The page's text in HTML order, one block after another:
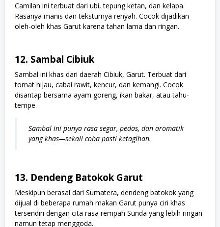
Camilan ini terbuat dari ubi, tepung ketan, dan kelapa.
Rasanya manis dan teksturnya renyah. Cocok dijadikan
oleh-oleh khas Garut karena tahan lama dan ringan.
12. Sambal Cibiuk
Sambal ini khas dari daerah Cibiuk, Garut. Terbuat dari
tomat hijau, cabai rawit, kencur, dan kemangi. Cocok
disantap bersama ayam goreng, ikan bakar, atau tahu-
tempe.
Sambal ini punya rasa segar, pedas, dan aromatik
yang khas—sekali coba pasti ketagihan.
13. Dendeng Batokok Garut
Meskipun berasal dari Sumatera, dendeng batokok yang
dijual di beberapa rumah makan Garut punya ciri khas
tersendiri dengan cita rasa rempah Sunda yang lebih ringan
namun tetap menggoda.